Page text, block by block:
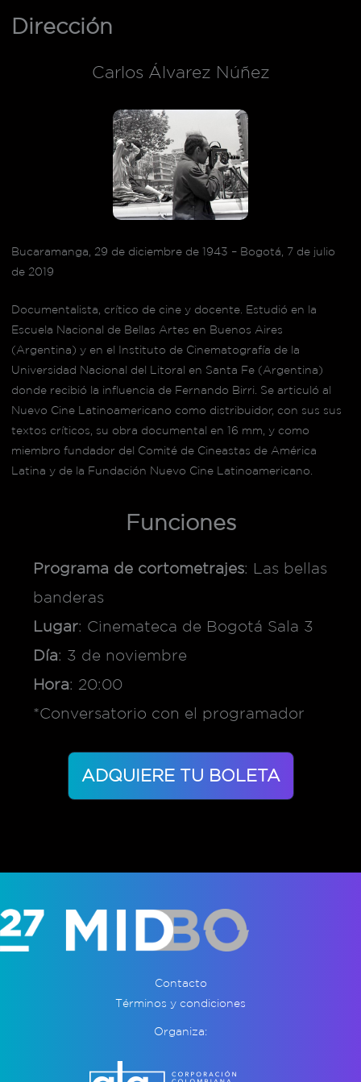
Dirección
Carlos Álvarez Núñez
Bucaramanga, 29 de diciembre de 1943 – Bogotá, 7 de julio
de 2019
Documentalista, crítico de cine y docente. Estudió en la
Escuela Nacional de Bellas Artes en Buenos Aires
(Argentina) y en el Instituto de Cinematografía de la
Universidad Nacional del Litoral en Santa Fe (Argentina)
donde recibió la influencia de Fernando Birri. Se articuló al
Nuevo Cine Latinoamericano como distribuidor, con sus sus
textos críticos, su obra documental en 16 mm, y como
miembro fundador del Comité de Cineastas de América
Latina y de la Fundación Nuevo Cine Latinoamericano.
Funciones
Programa de cortometrajes: Las bellas
banderas
Lugar: Cinemateca de Bogotá Sala 3
Día: 3 de noviembre
Hora: 20:00
*Conversatorio con el programador
ADQUIERE TU BOLETA
Contacto
Términos y condiciones
Organiza: